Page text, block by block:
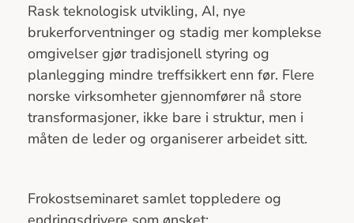
Rask teknologisk utvikling, AI, nye
brukerforventninger og stadig mer komplekse
omgivelser gjør tradisjonell styring og
planlegging mindre treffsikkert enn før. Flere
norske virksomheter gjennomfører nå store
transformasjoner, ikke bare i struktur, men i
måten de leder og organiserer arbeidet sitt.
Frokostseminaret samlet toppledere og